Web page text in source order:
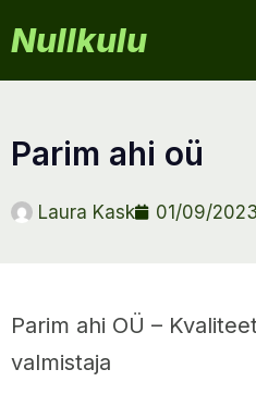
Nullkulu
parim ahi oü
Laura Kask 01/09/2023
Parim ahi OÜ –
valmistaja